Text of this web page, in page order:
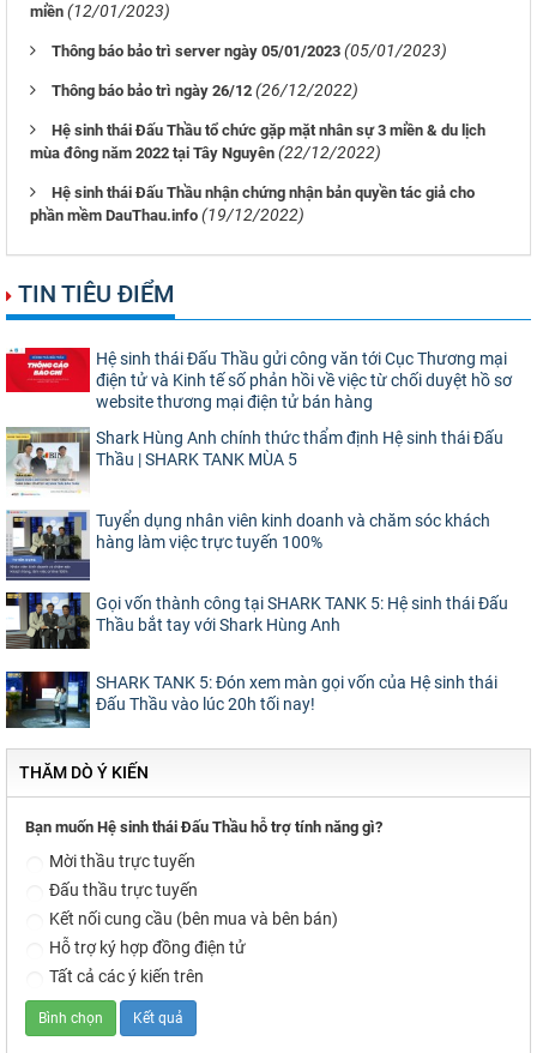
miền (12/01/2023)
Thông báo bảo trì server ngày 05/01/2023 (05/01/2023)
Thông báo bảo trì ngày 26/12 (26/12/2022)
Hệ sinh thái Đấu Thầu tổ chức gặp mặt nhân sự 3 miền & du lịch
mùa đông năm 2022 tại Tây Nguyên (22/12/2022)
Hệ sinh thái Đấu Thầu nhận chứng nhận bản quyền tác giả cho
phần mềm DauThau.info (19/12/2022)
TIN TIÊU ĐIỂM
Hệ sinh thái Đấu Thầu gửi công văn tới Cục Thương mại
điện tử và Kinh tế số phản hồi về việc từ chối duyệt hồ sơ
website thương mại điện tử bán hàng
Shark Hùng Anh chính thức thẩm định Hệ sinh thái Đấu
Thầu | SHARK TANK MÙA 5
Tuyển dụng nhân viên kinh doanh và chăm sóc khách
hàng làm việc trực tuyến 100%
Gọi vốn thành công tại SHARK TANK 5: Hệ sinh thái Đấu
Thầu bắt tay với Shark Hùng Anh
SHARK TANK 5: Đón xem màn gọi vốn của Hệ sinh thái
Đấu Thầu vào lúc 20h tối nay!
THĂM DÒ Ý KIẾN
Bạn muốn Hệ sinh thái Đấu Thầu hỗ trợ tính năng gì?
Mời thầu trực tuyến
Đấu thầu trực tuyến
Kết nối cung cầu (bên mua và bên bán)
Hỗ trợ ký hợp đồng điện tử
Tất cả các ý kiến trên